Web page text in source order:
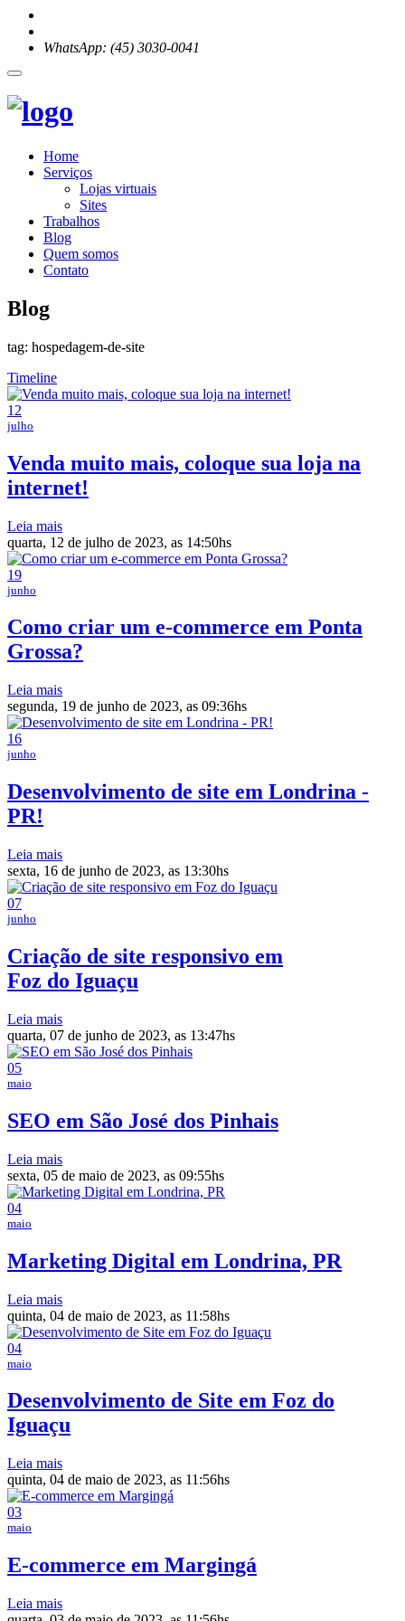
WhatsApp: (45) 3030-0041
Home
Serviços
Lojas virtuais
Sites
Trabalhos
Blog
Quem somos
Contato
Blog
tag: hospedagem-de-site
Timeline
12
julho
Venda muito mais, coloque sua loja na
internet!
Leia mais
quarta, 12 de julho de 2023, as 14:50hs
19
junho
Como criar um e-commerce em Ponta
Grossa?
Leia mais
segunda, 19 de junho de 2023, as 09:36hs
16
junho
Desenvolvimento de site em Londrina -
PR!
Leia mais
sexta, 16 de junho de 2023, as 13:30hs
07
junho
Criação de site responsivo em
Foz do Iguaçu
Leia mais
quarta, 07 de junho de 2023, as 13:47hs
05
maio
SEO em São José dos Pinhais
Leia mais
sexta, 05 de maio de 2023, as 09:55hs
04
maio
Marketing Digital em Londrina, PR
Leia mais
quinta, 04 de maio de 2023, as 11:58hs
04
maio
Desenvolvimento de Site em Foz do
Iguaçu
Leia mais
quinta, 04 de maio de 2023, as 11:56hs
03
maio
E-commerce em Margingá
Leia mais